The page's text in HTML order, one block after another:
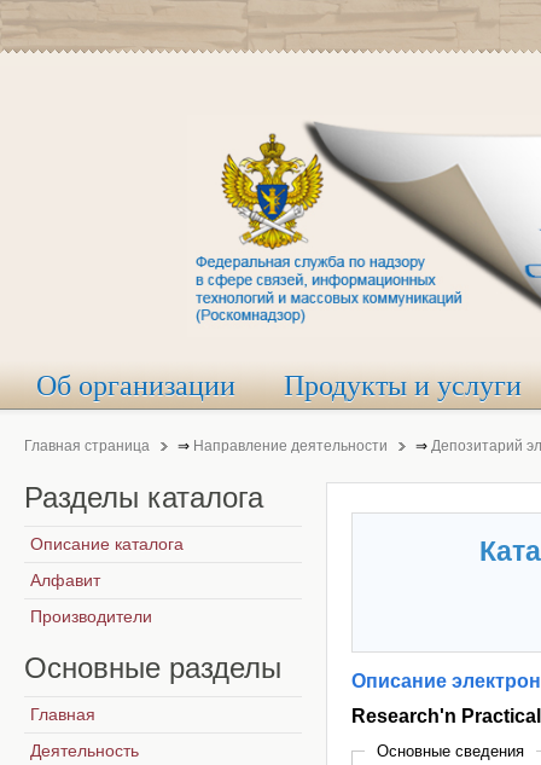
Об организации Продукты и услуги
Главная страница ⇒ Направление деятельности ⇒ Депозитарий
Описание
Research'n
Основные сведения
Разделы каталога
Описание каталога
Алфавит
Производители
Основные разделы
Главная
Деятельность